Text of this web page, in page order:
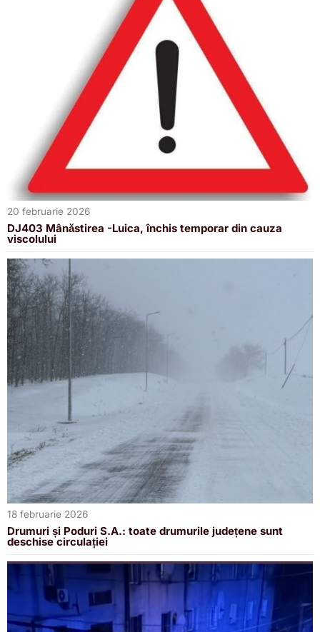
20 februarie 2026
DJ403 Mânăstirea -Luica, închis temporar din cauza
viscolului
18 februarie 2026
Drumuri și Poduri S.A.: toate drumurile județene sunt
deschise circulației